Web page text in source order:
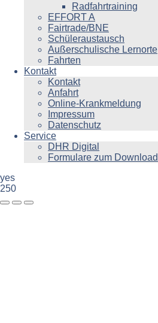
Radfahrtraining
EFFORT A
Fairtrade/BNE
Schüleraustausch
Außerschulische Lernorte
Fahrten
Kontakt
Kontakt
Anfahrt
Online-Krankmeldung
Impressum
Datenschutz
Service
DHR Digital
Formulare zum Download
yes
250